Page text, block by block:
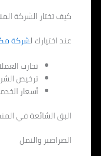
كيف تختار الشركة
عند اختيارك لشركة
تجارب
ترخيص
أسعار
البق الشائعة في
الصراصير والنمل